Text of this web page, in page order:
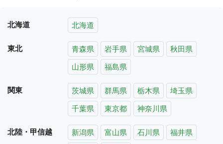
北海道 北海道
東北 青森県 岩手県 宮城県
秋田県
山形県
福島県
関東 茨城県 群馬県 栃木県
埼玉県
千葉県
東京都 神奈川県
北陸・甲信越 新潟県 富山県 石川県
福井県